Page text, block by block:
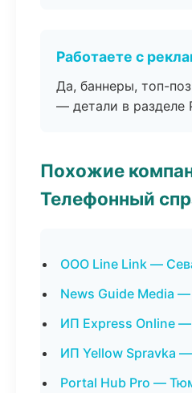
Работаете с
Да, баннеры, топ-
— детали в разделе
Похожие
Телефонный
ООО Line Link —
News Guide Media
ИП Express Online
ИП Yellow Spravka
Portal Hub Pro —